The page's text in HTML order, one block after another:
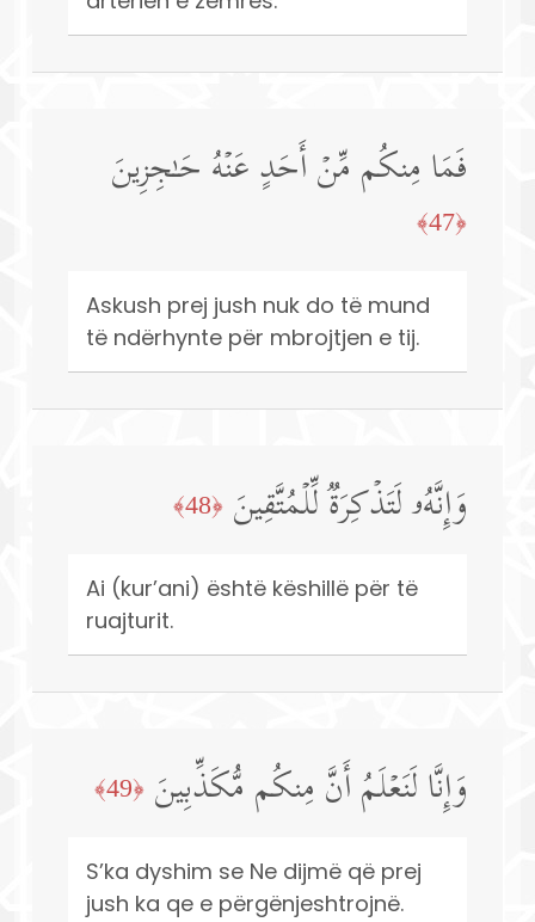
فَمَا مِنكُم مِّنۡ أَحَدٍ عَنۡهُ حَـٰجِزِینَ
﴿47﴾
Askush prej jush nuk do të mund
të ndërhynte për mbrojtjen e tij.
وَإِنَّهُۥ لَتَذۡكِرَةࣱ لِّلۡمُتَّقِینَ ﴿48﴾
Ai (kur’ani) është këshillë për të
ruajturit.
وَإِنَّا لَنَعۡلَمُ أَنَّ مِنكُم مُّكَذِّبِینَ ﴿49﴾
S’ka dyshim se Ne dijmë që prej
jush ka qe e përgënjeshtrojnë.